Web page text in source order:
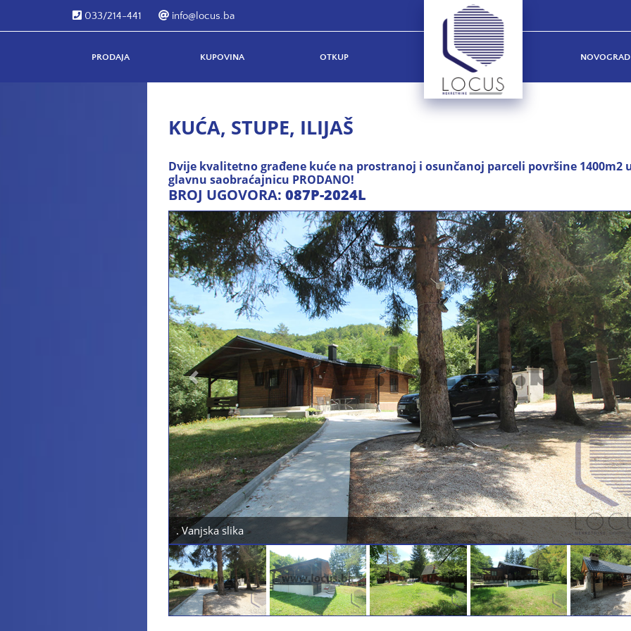
033/214-441 info@locus.ba
PRODAJA KUPOVINA OTKUP
KUĆA, STUPE, ILIJAŠ
Dvije kvalitetno građene kuće na prostranoj i osunčanoj parceli površine 1400m2
glavnu saobraćajnicu PRODANO!
BROJ UGOVORA: 087P-2024L
. Vanjska slika
Previous